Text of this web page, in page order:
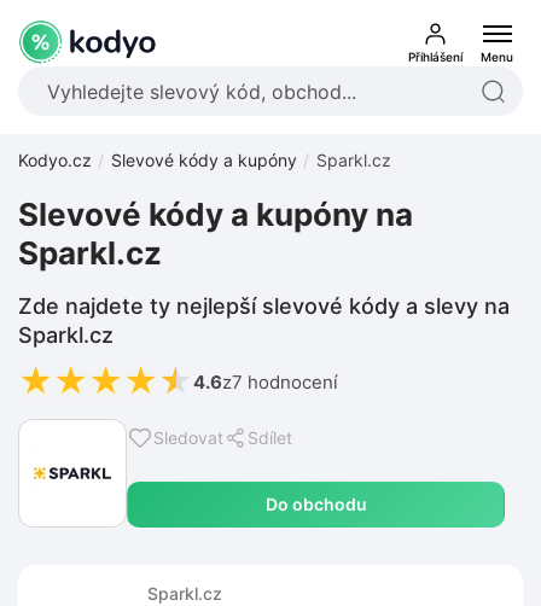
Přihlášení Menu
Kodyo.cz Slevové kódy a kupóny Sparkl.cz
Sledovat Sdílet
Do obchodu
Slevové kódy a kupóny na
Sparkl.cz
Zde najdete ty nejlepší slevové kódy a slevy na
Sparkl.cz
★★★★★ 4.6z7 hodnocení
Sparkl.cz